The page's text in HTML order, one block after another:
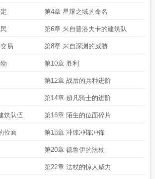
第4章 星耀之域的命名
第6章 来自普洛夫卡的建筑队
易 第8章 来自深渊的威胁
第10章 胜利
第12章 战后的兵种进阶
第14章 超凡骑士的进阶
筑队伍 第16章 陌生的位面碎片
位面 第18章 冲锋冲锋冲锋
第20章 德鲁伊的法杖
第22章 法杖的惊人威力